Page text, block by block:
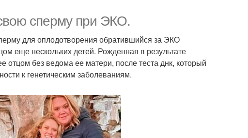
сперму при ЭКО.
для оплодотворения обратившийся за ЭКО
еще нескольких детей. Рожденная в результате
отцом без ведома ее матери, после теста днк, который
к генетическим заболеваниям.